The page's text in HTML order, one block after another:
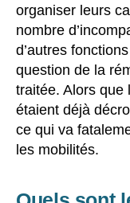
organiser leurs
nombre
d’autres
question de la
traitée. Alors que
étaient déjà
ce qui va
les mobilités.